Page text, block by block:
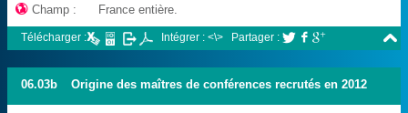
 Champ : France entière.

Télécharger : Intégrer : <\> Partager :   
06.03b Origine des maîtres de conférences recrutés en 2012